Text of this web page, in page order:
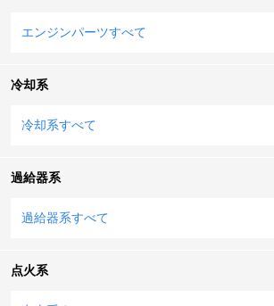
エンジンパーツすべて
冷却系
冷却系すべて
過給器系
過給器系すべて
点火系